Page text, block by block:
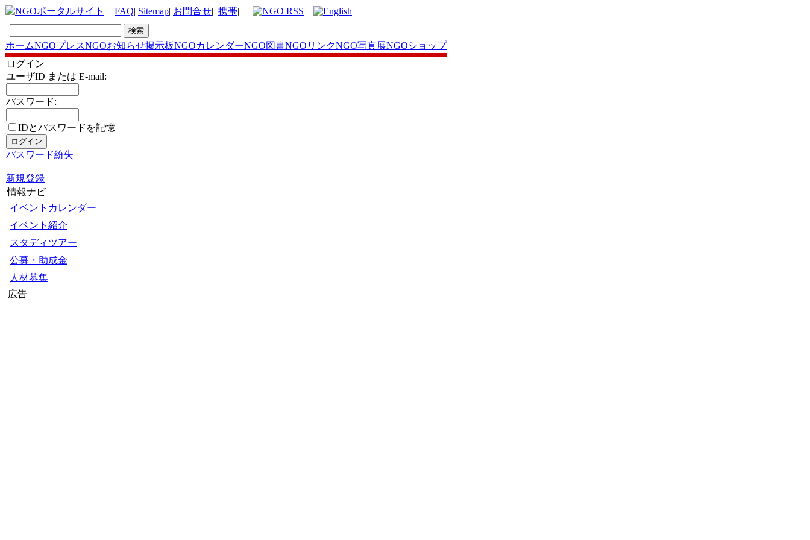
| FAQ| Sitemap| お問合せ| 携帯|
ホームNGOプレスNGOお知らせ掲示板NGOカレンダーNGO図書NGOリンクNGO写真展NGOショップ
ログイン
ユーザID または E-mail:
パスワード:
IDとパスワードを記憶
パスワード紛失
新規登録
情報ナビ
イベントカレンダー
イベント紹介
スタディツアー
公募・助成金
人材募集
広告